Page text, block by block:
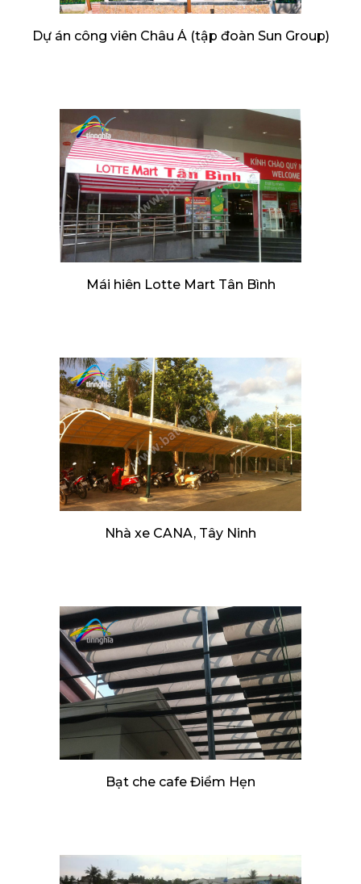
Dự án công viên Châu Á (tập đoàn Sun Group)
Mái hiên Lotte Mart Tân Bình
Nhà xe CANA, Tây Ninh
Bạt che cafe Điểm Hẹn